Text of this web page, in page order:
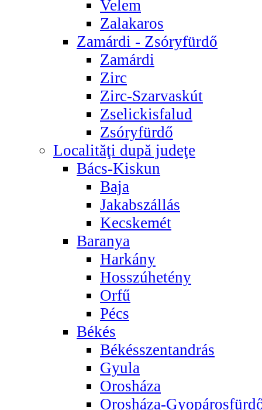
Velem
Zalakaros
Zamárdi - Zsóryfürdő
Zamárdi
Zirc
Zirc-Szarvaskút
Zselickisfalud
Zsóryfürdő
Localităţi după judeţe
Bács-Kiskun
Baja
Jakabszállás
Kecskemét
Baranya
Harkány
Hosszúhetény
Orfű
Pécs
Békés
Békésszentandrás
Gyula
Orosháza
Orosháza-